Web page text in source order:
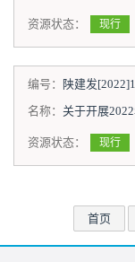
资源状态： 现行
编号： 陕建发
名称： 关于开展
资源状态： 现行
首页